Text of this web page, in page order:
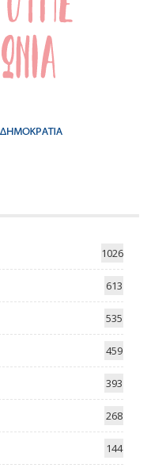
1026
613
535
459
393
268
144